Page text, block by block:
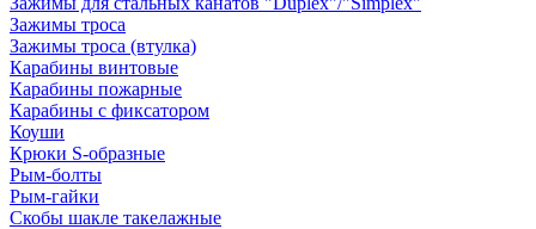
Зажимы троса
Зажимы троса (втулка)
Карабины винтовые
Карабины пожарные
Карабины с фиксатором
Коуши
Крюки S-образные
Рым-болты
Рым-гайки
Скобы шакле такелажные